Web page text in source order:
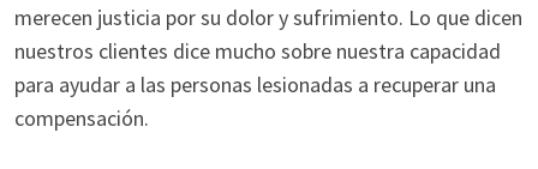
merecen justicia por su dolor y sufrimiento. Lo que dicen
nuestros clientes dice mucho sobre nuestra capacidad
para ayudar a las personas lesionadas a recuperar una
compensación.